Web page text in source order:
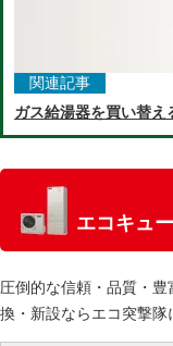
関連記事
ガス給湯器を買い替
エコキュ
圧倒的な信頼・品質・
換・新設ならエコ突撃隊